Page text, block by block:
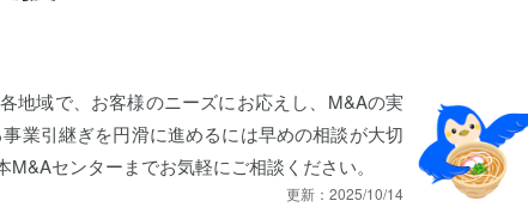
地域で、お客様のニーズにお応えし、M&Aの実
業引継ぎを円滑に進めるには早めの相談が大切
センターまでお気軽にご相談ください。
更新： 2025/10/14